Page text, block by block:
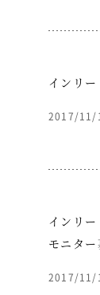
インリ
2017/11/
インリ
モニター
2017/11/